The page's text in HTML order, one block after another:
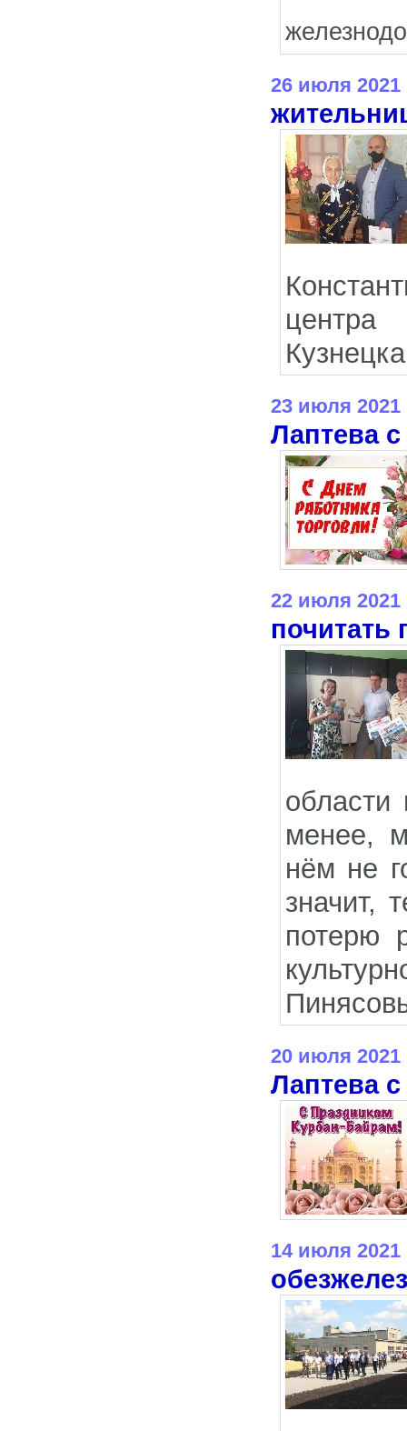
26 июля 2021
центра
23 июля 2021
Лаптева
22 июля 2021
почитать
менее,
нём не
значит,
потерю
20 июля 2021
Лаптева
14 июля 2021